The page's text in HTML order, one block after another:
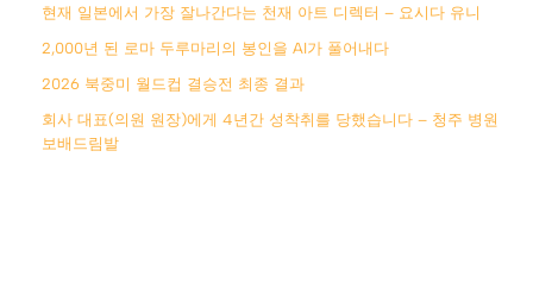
현재 일본에서 가장 잘나간다는 천재 아트 디렉터 – 요시다 유니
2,000년 된 로마 두루마리의 봉인을 AI가 풀어내다
2026 북중미 월드컵 결승전 최종 결과
회사 대표(의원 원장)에게 4년간 성착취를 당했습니다 – 청주 병원
보배드림발